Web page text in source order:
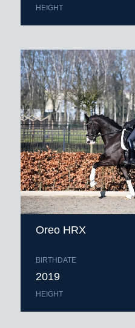
HEIGHT
Oreo HRX
BIRTHDATE
2019
HEIGHT